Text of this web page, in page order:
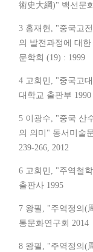
術史大綱)" 백선문
3 홍재현, "중국고
의 발전과정에 대
문학회 (19) : 1999
4 고회민, "중국고
대학교 출판부 1990
5 이광수, "중국 산
의 의미" 동서미술
239-266, 2012
6 고회민, "주역철
출판사 1995
7 왕필, "주역정의(
통문화연구회 2014
8 왕필, "주역정의(